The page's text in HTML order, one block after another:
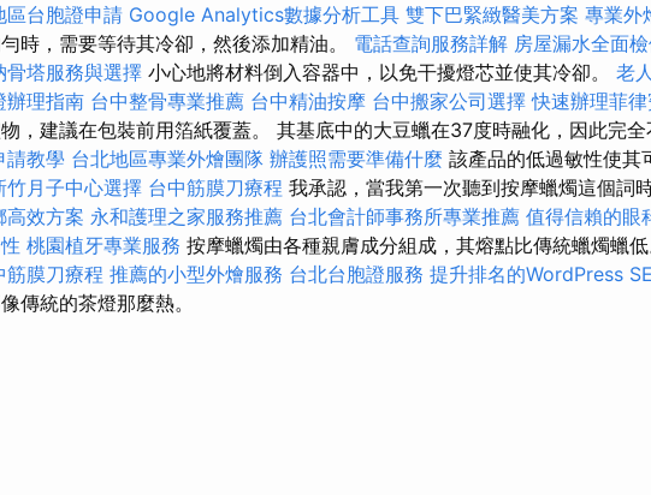
區台胞證申請 Google Analytics數據分析工具 雙下巴緊緻醫美方案 專業外
時，需要等待其冷卻，然後添加精油。 電話查詢服務詳解 房屋漏水全面
骨塔服務與選擇 小心地將材料倒入容器中，以免干擾燈芯並使其冷卻。 老
辦理指南 台中整骨專業推薦 台中精油按摩 台中搬家公司選擇 快速辦理菲
，建議在包裝前用箔紙覆蓋。 其基底中的大豆蠟在37度時融化，因此完
請教學 台北地區專業外燴團隊 辦護照需要準備什麼 該產品的低過敏性使其
竹月子中心選擇 台中筋膜刀療程 我承認，當我第一次聽到按摩蠟燭這個詞
高效方案 永和護理之家服務推薦 台北會計師事務所專業推薦 值得信賴的眼
桃園植牙專業服務 按摩蠟燭由各種親膚成分組成，其熔點比傳統蠟燭蠟低
筋膜刀療程 推薦的小型外燴服務 台北台胞證服務 提升排名的WordPress
傳統的茶燈那麼熱。